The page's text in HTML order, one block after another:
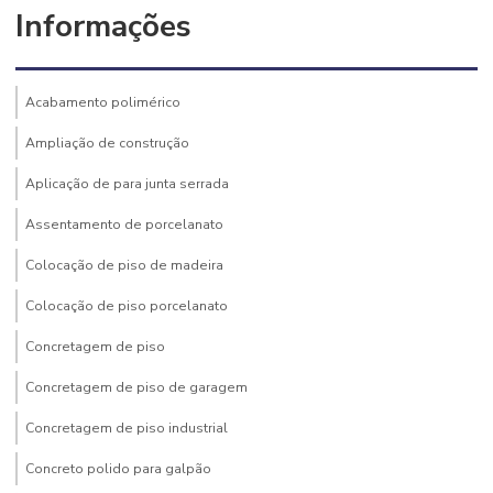
Informações
Acabamento polimérico
Ampliação de construção
Aplicação de para junta serrada
Assentamento de porcelanato
Colocação de piso de madeira
Colocação de piso porcelanato
Concretagem de piso
Concretagem de piso de garagem
Concretagem de piso industrial
Concreto polido para galpão